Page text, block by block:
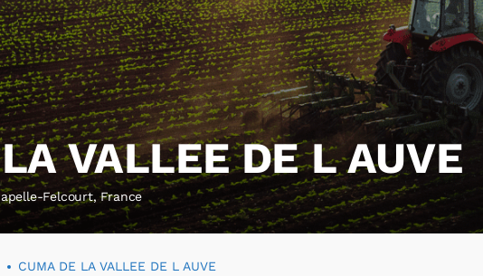
VALLEE DE L AUVE
Felcourt, France
CUMA DE LA VALLEE DE L AUVE